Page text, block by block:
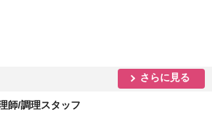
さらに見る
師/調理スタッフ